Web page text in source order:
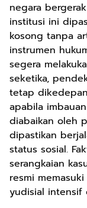
negara
institusi ini
kosong tanpa
instrumen
segera
seketika,
tetap
apabila
diabaikan oleh
dipastikan
status sosial.
serangkaian
resmi
yudisial intensif